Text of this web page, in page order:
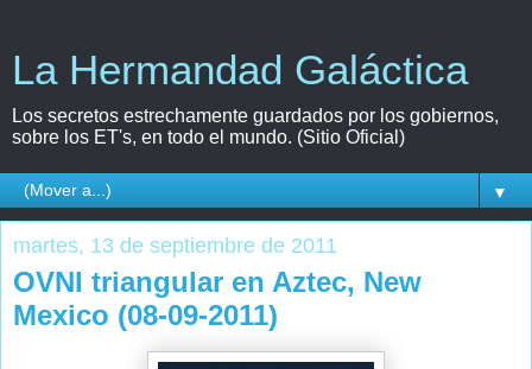
La Hermandad Galáctica
Los secretos estrechamente guardados por los gobiernos,
sobre los ET's, en todo el mundo. (Sitio Oficial)
▼
martes, 13 de septiembre de 2011
OVNI triangular en Aztec, New
Mexico (08-09-2011)